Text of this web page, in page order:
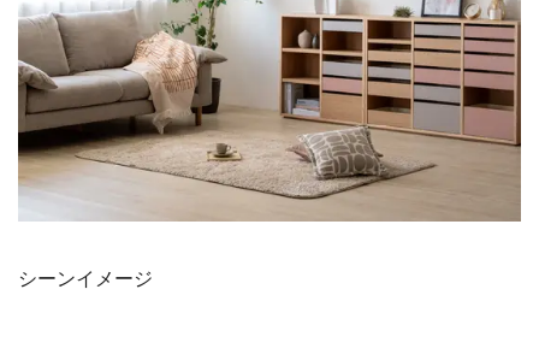
シーンイメージ